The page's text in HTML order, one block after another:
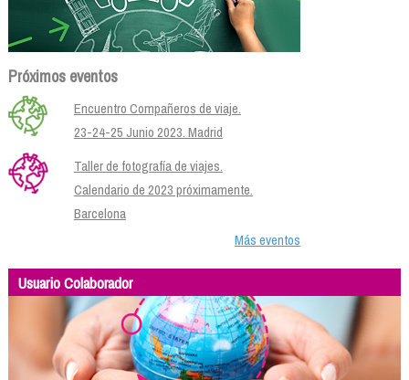
Próximos eventos
Encuentro Compañeros de viaje.
23-24-25 Junio 2023. Madrid
Taller de fotografía de viajes.
Calendario de 2023 próximamente.
Barcelona
Más eventos
Usuario Colaborador